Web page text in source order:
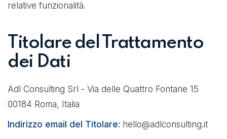
relative funzionalità.
Titolare del Trattamento
dei Dati
Adl Consulting Srl - Via delle Quattro Fontane 15
00184 Roma, Italia
Indirizzo email del Titolare: hello@adlconsulting.it